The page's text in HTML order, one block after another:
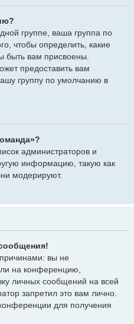
группе, ваша группа по
чтобы определить, какие
быть вам присвоены.
предоставить вам
группу по умолчанию в
администраторов и
информацию, такую как
модерируют.
вы не
на конференцию,
личных сообщений на всей
запретил это вам лично.
для получения